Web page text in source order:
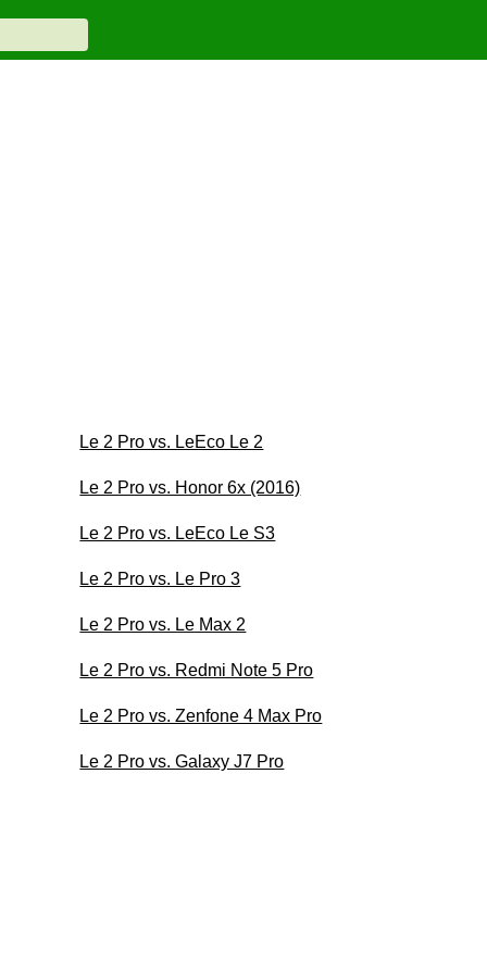
Le 2 Pro vs. LeEco Le 2
Le 2 Pro vs. Honor 6x (2016)
Le 2 Pro vs. LeEco Le S3
Le 2 Pro vs. Le Pro 3
Le 2 Pro vs. Le Max 2
Le 2 Pro vs. Redmi Note 5 Pro
Le 2 Pro vs. Zenfone 4 Max Pro
Le 2 Pro vs. Galaxy J7 Pro